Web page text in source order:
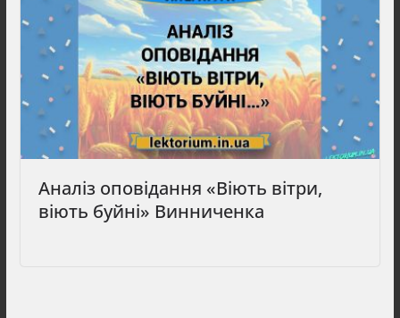
Аналіз оповідання «Віють вітри,
віють буйні» Винниченка